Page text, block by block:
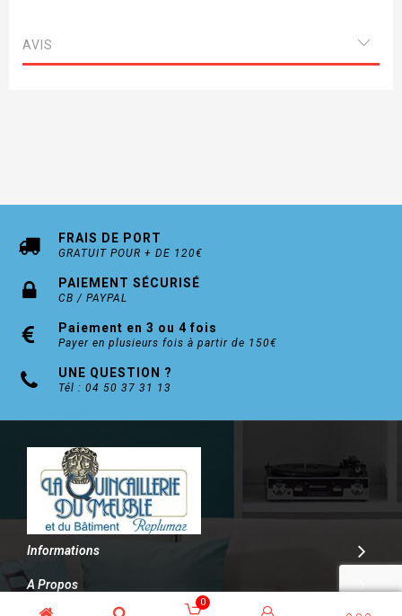
AVIS
FRAIS DE PORT
GRATUIT POUR + DE 120€
PAIEMENT SÉCURISÉ
CB / PAYPAL
Paiement en 3 ou 4 fois
Payer en plusieurs fois à partir de 150€
UNE QUESTION ?
Tél : 04 50 37 31 13
Informations
A Propos
0